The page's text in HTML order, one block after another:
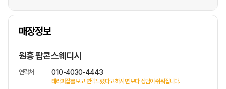
매장정보
상호명
원흥 팝콘스웨디시
연락처 010-4030-4443
테라피잡를 보고 연락드렸다고 하시면 보다 상담이 쉬워집니다.